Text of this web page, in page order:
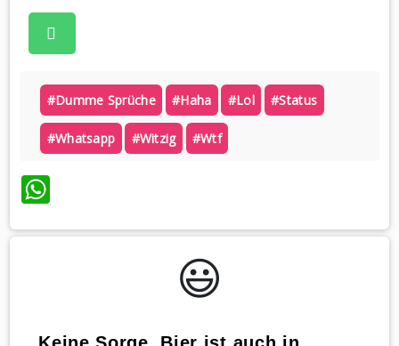
#dumme Sprüche #haha #lol #status
#whatsapp #witzig #wtf
WhatsApp
😃️